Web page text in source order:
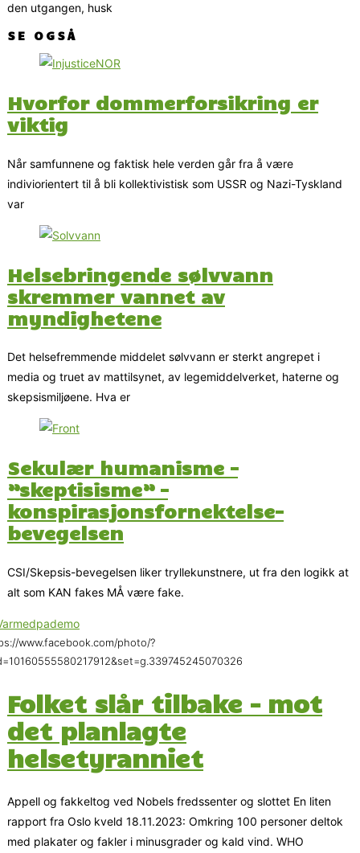
den utgangen, husk
SE OGSÅ
Hvorfor dommerforsikring er
viktig
Når samfunnene og faktisk hele verden går fra å være
indiviorientert til å bli kollektivistisk som USSR og Nazi-Tyskland
var
Helsebringende sølvvann
skremmer vannet av
myndighetene
Det helsefremmende middelet sølvvann er sterkt angrepet i
media og truet av mattilsynet, av legemiddelverket, haterne og
skepsismiljøene. Hva er
Sekulær humanisme –
”skeptisisme” –
konspirasjonsfornektelse-
bevegelsen
CSI/Skepsis-bevegelsen liker tryllekunstnere, ut fra den logikk at
alt som KAN fakes MÅ være fake.
www.facebook.com/photo/?
Folket slår tilbake – mot
det planlagte
helsetyranniet
Appell og fakkeltog ved Nobels fredssenter og slottet En liten
rapport fra Oslo kveld 18.11.2023: Omkring 100 personer deltok
med plakater og fakler i minusgrader og kald vind. WHO